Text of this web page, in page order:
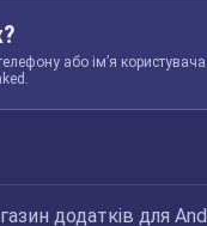
або ім’я користувача
додатків для